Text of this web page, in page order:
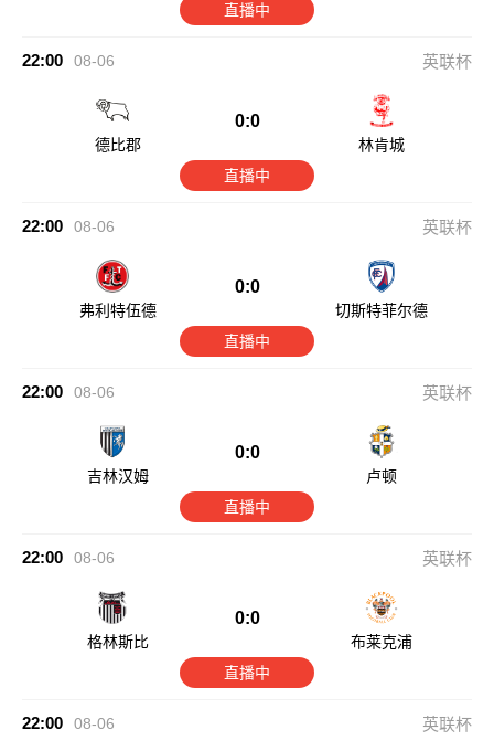
直播中
22:00 08-06 英联杯
德比郡
0:0
林肯城
直播中
22:00 08-06 英联杯
弗利特伍德
0:0
切斯特菲尔德
直播中
22:00 08-06 英联杯
吉林汉姆
0:0
卢顿
直播中
22:00 08-06 英联杯
格林斯比
0:0
布莱克浦
直播中
22:00 08-06 英联杯